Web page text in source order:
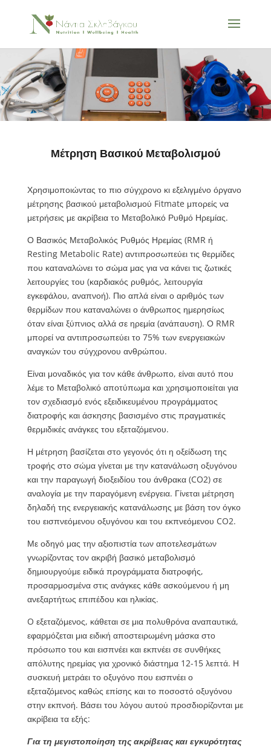
Μέτρηση Βασικού Μεταβολισμού
Χρησιμοποιώντας το πιο σύγχρονο κι εξελιγμένο όργανο
μέτρησης βασικού μεταβολισμού Fitmate μπορείς να
μετρήσεις με ακρίβεια το Μεταβολικό Ρυθμό Ηρεμίας.
Ο Βασικός Μεταβολικός Ρυθμός Ηρεμίας (RMR ή
Resting Metabolic Rate) αντιπροσωπεύει τις θερμίδες
που καταναλώνει το σώμα μας για να κάνει τις ζωτικές
λειτουργίες του (καρδιακός ρυθμός, λειτουργία
εγκεφάλου, αναπνοή). Πιο απλά είναι ο αριθμός των
θερμίδων που καταναλώνει ο άνθρωπος ημερησίως
όταν είναι ξύπνιος αλλά σε ηρεμία (ανάπαυση). Ο RMR
μπορεί να αντιπροσωπεύει το 75% των ενεργειακών
αναγκών του σύγχρονου ανθρώπου.
Είναι μοναδικός για τον κάθε άνθρωπο, είναι αυτό που
λέμε το Μεταβολικό αποτύπωμα και χρησιμοποιείται για
τον σχεδιασμό ενός εξειδικευμένου προγράμματος
διατροφής και άσκησης βασισμένο στις πραγματικές
θερμιδικές ανάγκες του εξεταζόμενου.
Η μέτρηση βασίζεται στο γεγονός ότι η οξείδωση της
τροφής στο σώμα γίνεται με την κατανάλωση οξυγόνου
και την παραγωγή διοξειδίου του άνθρακα (CO2) σε
αναλογία με την παραγόμενη ενέργεια. Γίνεται μέτρηση
δηλαδή της ενεργειακής κατανάλωσης με βάση τον όγκο
του εισπνεόμενου οξυγόνου και του εκπνεόμενου CO2.
Με οδηγό μας την αξιοπιστία των αποτελεσμάτων
γνωρίζοντας τον ακριβή βασικό μεταβολισμό
δημιουργούμε ειδικά προγράμματα διατροφής,
προσαρμοσμένα στις ανάγκες κάθε ασκούμενου ή μη
ανεξαρτήτως επιπέδου και ηλικίας.
O εξεταζόμενος, κάθεται σε μια πολυθρόνα αναπαυτικά,
εφαρμόζεται μια ειδική αποστειρωμένη μάσκα στο
πρόσωπο του και εισπνέει και εκπνέει σε συνθήκες
απόλυτης ηρεμίας για χρονικό διάστημα 12-15 λεπτά. Η
συσκευή μετράει το οξυγόνο που εισπνέει ο
εξεταζόμενος καθώς επίσης και το ποσοστό οξυγόνου
στην εκπνοή. Βάσει του λόγου αυτού προσδιορίζονται με
ακρίβεια τα εξής:
Για τη μεγιστοποίηση της ακρίβειας και εγκυρότητας